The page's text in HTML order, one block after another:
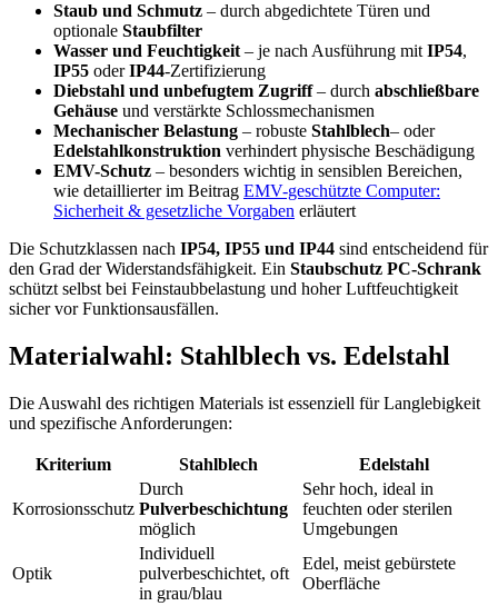
Staub und Schmutz – durch abgedichtete Türen und
optionale Staubfilter
Wasser und Feuchtigkeit – je nach Ausführung mit IP54,
IP55 oderIP44-Zertifizierung
Diebstahl und unbefugtem Zugriff– durch abschließbare
Gehäuse und verstärkte Schlossmechanismen
Mechanischer Belastung – robuste Stahlblech– oder
Edelstahlkonstruktion verhindert physische Beschädigung
EMV-Schutz – besonders wichtig in sensiblen Bereichen,
wie detaillierter im Beitrag EMV-geschützte Computer:
Sicherheit & gesetzliche Vorgaben erläutert
Die Schutzklassen nach IP54, IP55 und IP44 sind entscheidend für
den Grad der Widerstandsfähigkeit. Ein Staubschutz PC-Schrank
schützt selbst bei Feinstaubbelastung und hoher Luftfeuchtigkeit
sicher vor Funktionsausfällen.
Materialwahl: Stahlblech vs. Edelstahl
Die Auswahl des richtigen Materials ist essenziell für Langlebigkeit
und spezifische Anforderungen:
Kriterium Stahlblech Edelstahl
Korrosionsschutz
Durch
Pulverbeschichtung
möglich
Sehr hoch, ideal in
feuchten oder sterilen
Umgebungen
Optik
Individuell
pulverbeschichtet, oft
in grau/blau
Edel, meist gebürstete
Oberfläche